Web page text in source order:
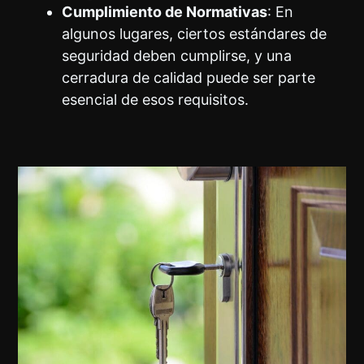
Cumplimiento de Normativas: En
algunos lugares, ciertos estándares de
seguridad deben cumplirse, y una
cerradura de calidad puede ser parte
esencial de esos requisitos.